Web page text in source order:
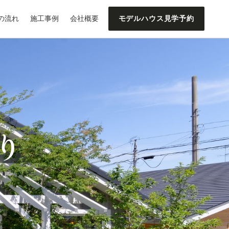
流れ 施工事例 会社概要 モデルハウス見学予約